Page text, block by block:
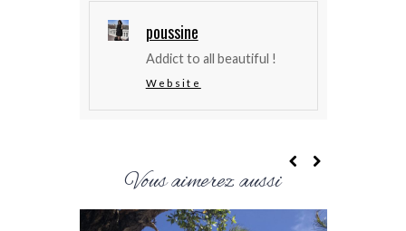
poussine
Addict to all beautiful !
Website
Vous aimerez aussi